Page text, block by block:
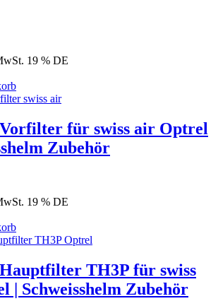
19 % DE
für swiss air Optrel
Zubehör
19 % DE
TH3P für swiss
| Schweisshelm Zubehör